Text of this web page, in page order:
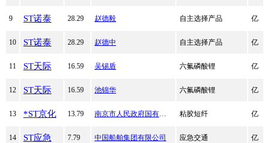
9 ST诺泰 28.29 赵德毅 自主选择产品 亿
10 ST诺泰 28.29 赵德中 自主选择产品 亿
11 ST天际 16.59 吴锡盾 六氟磷酸锂 亿
12 ST天际 16.59 池锦华 六氟磷酸锂 亿
13 *ST京化 13.79 南京市人民政府国有资产监督管理委员会 粘胶短纤 亿
14 ST应急 7.79 中国船舶集团有限公司 应急交通 亿